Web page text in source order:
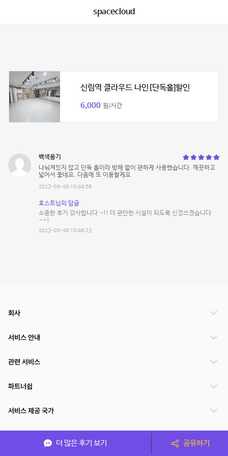
spacecloud
신림역 클라우드 나인[단독홀]할인
6,000 원/시간
백색용기
나눠져있지 않고 단독 홀이라 방해 없이 편하게 사용했습니다. 깨끗하고
넓어서 좋네요. 다음에 또 이용할게요
2023-05-09 10:44:58
호스트님의 답글
소중한 후기 감사합니다 ~!! 더 편안한 시설이 되도록 신경쓰겠습니다
~~!
2023-05-09 10:48:23
더 많은 후기 보기 공유하기
회사
서비스 안내
관련 서비스
파트너쉽
서비스 제공 국가
(주)NSPACE 사업자정보